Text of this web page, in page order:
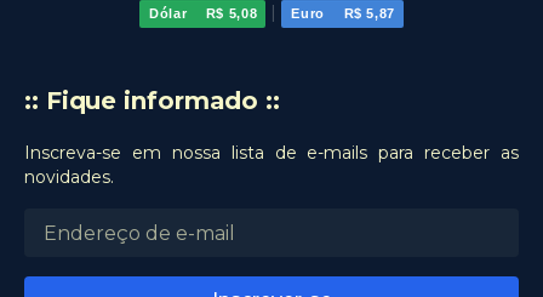
Dólar R$ 5,08 | Euro R$ 5,87
:: Fique informado ::
Inscreva-se em nossa lista de e-mails para receber as
novidades.